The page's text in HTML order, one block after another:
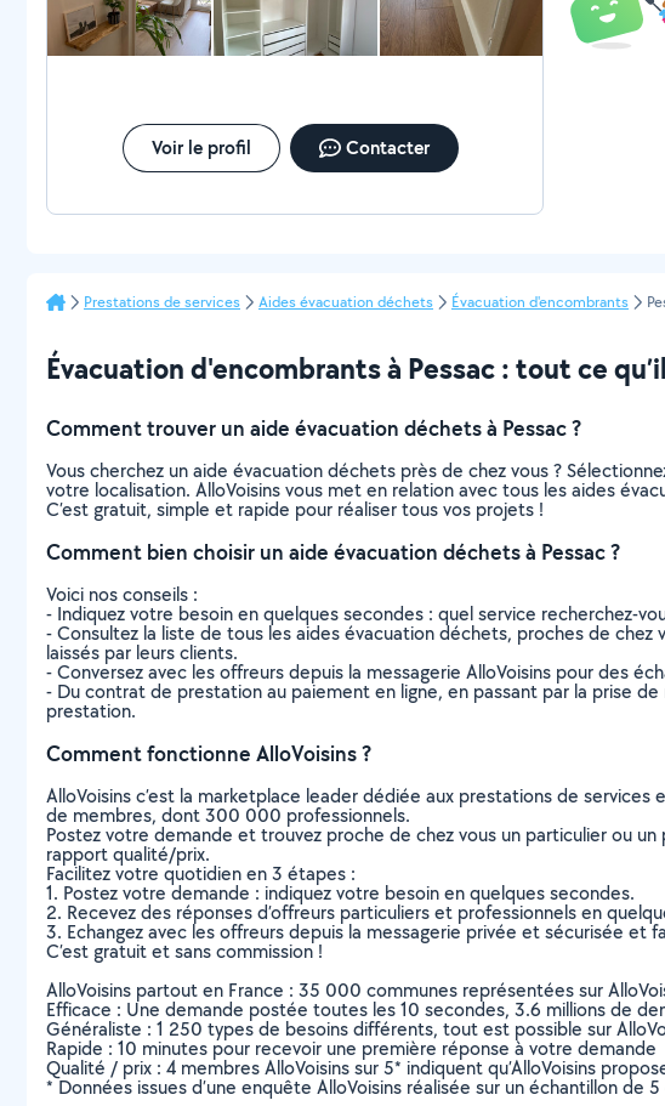
Voir le profil Contacter
Prestations de services Aides évacuation déchets Évacuation d'encombrants
Évacuation d'encombrants à Pessac : tout ce
Comment trouver un aide évacuation déchets à Pessac ?
Vous cherchez un aide évacuation déchets près de chez vous ?
votre localisation. AlloVoisins vous met en relation avec tous les aides
C’est gratuit, simple et rapide pour réaliser tous vos projets !
Comment bien choisir un aide évacuation déchets à Pessac ?
Voici nos conseils :
- Indiquez votre besoin en quelques secondes : quel service recherchez-
- Consultez la liste de tous les aides évacuation déchets, proches de
laissés par leurs clients.
- Conversez avec les offreurs depuis la messagerie AlloVoisins pour des
- Du contrat de prestation au paiement en ligne, en passant par la prise
prestation.
Comment fonctionne AlloVoisins ?
AlloVoisins c’est la marketplace leader dédiée aux prestations de
de membres, dont 300 000 professionnels.
Postez votre demande et trouvez proche de chez vous un particulier ou
rapport qualité/prix.
Facilitez votre quotidien en 3 étapes :
1. Postez votre demande : indiquez votre besoin en quelques secondes.
2. Recevez des réponses d’offreurs particuliers et professionnels en
3. Echangez avec les offreurs depuis la messagerie privée et sécurisée et
C’est gratuit et sans commission !
AlloVoisins partout en France : 35 000 communes représentées sur
Efficace : Une demande postée toutes les 10 secondes, 3.6 millions de
Généraliste : 1 250 types de besoins différents, tout est possible sur
Rapide : 10 minutes pour recevoir une première réponse à votre demande
Qualité / prix : 4 membres AlloVoisins sur 5* indiquent qu’AlloVoisins
* Données issues d’une enquête AlloVoisins réalisée sur un échantillon de